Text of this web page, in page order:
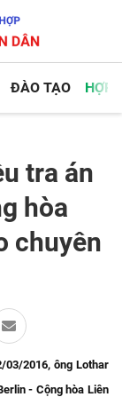
ĐÀO TẠO HỢP
tra án
hòa
chuyên
2016, ông Lothar
- Cộng hòa Liên